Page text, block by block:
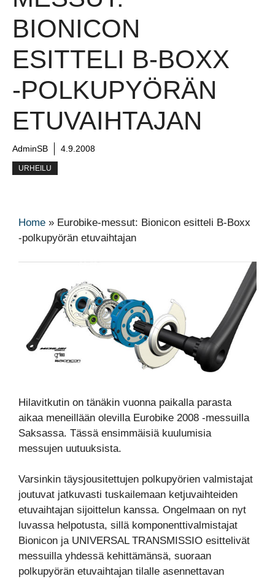
BIONICON
ESITTELI B-BOXX
-POLKUPYÖRÄN
ETUVAIHTAJAN
AdminSB 4.9.2008
URHEILU
Home » Eurobike-messut: Bionicon esitteli B-Boxx
-polkupyörän etuvaihtajan
Hilavitkutin on tänäkin vuonna paikalla parasta
aikaa meneillään olevilla Eurobike 2008 -messuilla
Saksassa. Tässä ensimmäisiä kuulumisia
messujen uutuuksista.
Varsinkin täysjousitettujen polkupyörien valmistajat
joutuvat jatkuvasti tuskailemaan ketjuvaihteiden
etuvaihtajan sijoittelun kanssa. Ongelmaan on nyt
luvassa helpotusta, sillä komponenttivalmistajat
Bionicon ja UNIVERSAL TRANSMISSIO esittelivät
messuilla yhdessä kehittämänsä, suoraan
polkupyörän etuvaihtajan tilalle asennettavan